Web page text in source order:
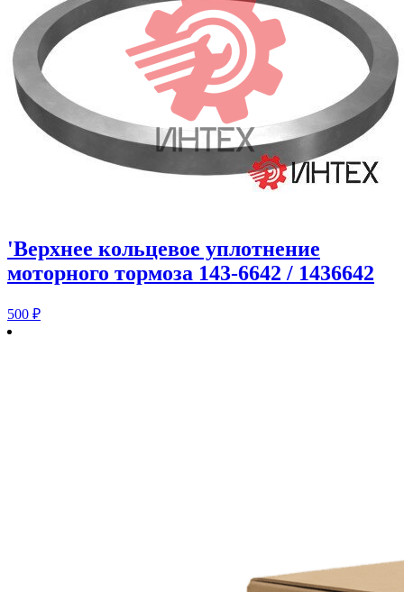
'Верхнее кольцевое уплотнение
моторного тормоза 143-6642 / 1436642
500 ₽